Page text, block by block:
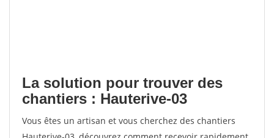
La solution pour trouver des
chantiers : Hauterive-03
Vous êtes un artisan et vous cherchez des chantiers